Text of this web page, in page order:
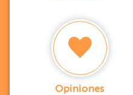
Opiniones